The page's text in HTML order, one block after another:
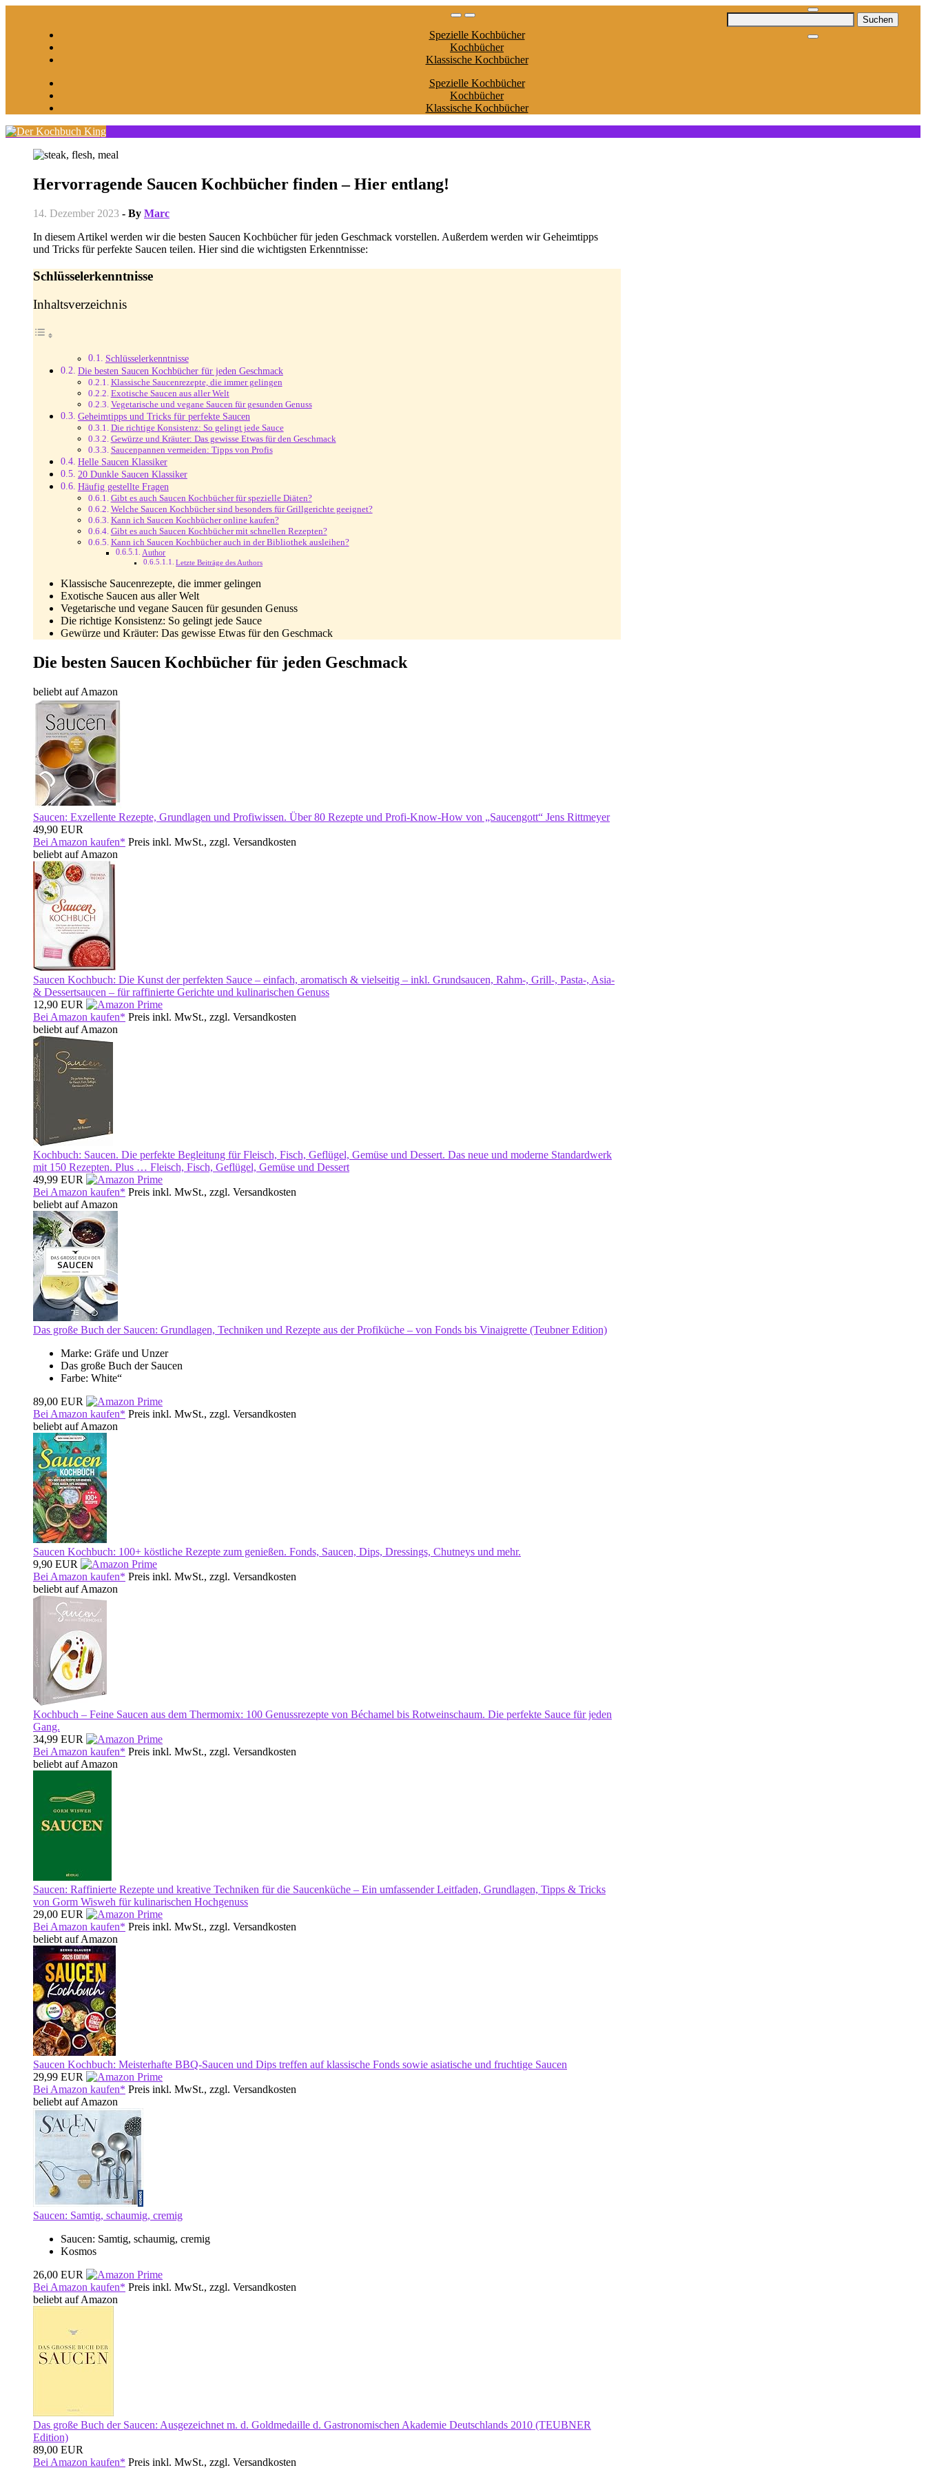
Spezielle Kochbücher
Kochbücher
Klassische Kochbücher
Spezielle Kochbücher
Kochbücher
Klassische Kochbücher
Suchen
nach:
Hervorragende Saucen Kochbücher finden – Hier entlang!
14. Dezember 2023 - By Marc
In diesem Artikel werden wir die besten Saucen Kochbücher für jeden Geschmack vorstellen. Außerdem werden wir Geheimtipps
und Tricks für perfekte Saucen teilen. Hier sind die wichtigsten Erkenntnisse:
Schlüsselerkenntnisse
Inhaltsverzeichnis
Schlüsselerkenntnisse
Die besten Saucen Kochbücher für jeden Geschmack
Klassische Saucenrezepte, die immer gelingen
Exotische Saucen aus aller Welt
Vegetarische und vegane Saucen für gesunden Genuss
Geheimtipps und Tricks für perfekte Saucen
Die richtige Konsistenz: So gelingt jede Sauce
Gewürze und Kräuter: Das gewisse Etwas für den Geschmack
Saucenpannen vermeiden: Tipps von Profis
Helle Saucen Klassiker
20 Dunkle Saucen Klassiker
Häufig gestellte Fragen
Gibt es auch Saucen Kochbücher für spezielle Diäten?
Welche Saucen Kochbücher sind besonders für Grillgerichte geeignet?
Kann ich Saucen Kochbücher online kaufen?
Gibt es auch Saucen Kochbücher mit schnellen Rezepten?
Kann ich Saucen Kochbücher auch in der Bibliothek ausleihen?
Author
Letzte Beiträge des Authors
Klassische Saucenrezepte, die immer gelingen
Exotische Saucen aus aller Welt
Vegetarische und vegane Saucen für gesunden Genuss
Die richtige Konsistenz: So gelingt jede Sauce
Gewürze und Kräuter: Das gewisse Etwas für den Geschmack
Die besten Saucen Kochbücher für jeden Geschmack
beliebt auf Amazon
Saucen: Exzellente Rezepte, Grundlagen und Profiwissen. Über 80 Rezepte und Profi-Know-How von „Saucengott“ Jens Rittmeyer
49,90 EUR
Bei Amazon kaufen* Preis inkl. MwSt., zzgl. Versandkosten
beliebt auf Amazon
Saucen Kochbuch: Die Kunst der perfekten Sauce – einfach, aromatisch & vielseitig – inkl. Grundsaucen, Rahm-, Grill-, Pasta-, Asia-
& Dessertsaucen – für raffinierte Gerichte und kulinarischen Genuss
12,90 EUR
Bei Amazon kaufen* Preis inkl. MwSt., zzgl. Versandkosten
beliebt auf Amazon
Kochbuch: Saucen. Die perfekte Begleitung für Fleisch, Fisch, Geflügel, Gemüse und Dessert. Das neue und moderne Standardwerk
mit 150 Rezepten. Plus … Fleisch, Fisch, Geflügel, Gemüse und Dessert
49,99 EUR
Bei Amazon kaufen* Preis inkl. MwSt., zzgl. Versandkosten
beliebt auf Amazon
Das große Buch der Saucen: Grundlagen, Techniken und Rezepte aus der Profiküche – von Fonds bis Vinaigrette (Teubner Edition)
Marke: Gräfe und Unzer
Das große Buch der Saucen
Farbe: White“
89,00 EUR
Bei Amazon kaufen* Preis inkl. MwSt., zzgl. Versandkosten
beliebt auf Amazon
Saucen Kochbuch: 100+ köstliche Rezepte zum genießen. Fonds, Saucen, Dips, Dressings, Chutneys und mehr.
9,90 EUR
Bei Amazon kaufen* Preis inkl. MwSt., zzgl. Versandkosten
beliebt auf Amazon
Kochbuch – Feine Saucen aus dem Thermomix: 100 Genussrezepte von Béchamel bis Rotweinschaum. Die perfekte Sauce für jeden
Gang.
34,99 EUR
Bei Amazon kaufen* Preis inkl. MwSt., zzgl. Versandkosten
beliebt auf Amazon
Saucen: Raffinierte Rezepte und kreative Techniken für die Saucenküche – Ein umfassender Leitfaden, Grundlagen, Tipps & Tricks
von Gorm Wisweh für kulinarischen Hochgenuss
29,00 EUR
Bei Amazon kaufen* Preis inkl. MwSt., zzgl. Versandkosten
beliebt auf Amazon
Saucen Kochbuch: Meisterhafte BBQ-Saucen und Dips treffen auf klassische Fonds sowie asiatische und fruchtige Saucen
29,99 EUR
Bei Amazon kaufen* Preis inkl. MwSt., zzgl. Versandkosten
beliebt auf Amazon
Saucen: Samtig, schaumig, cremig
Saucen: Samtig, schaumig, cremig
Kosmos
26,00 EUR
Bei Amazon kaufen* Preis inkl. MwSt., zzgl. Versandkosten
beliebt auf Amazon
Das große Buch der Saucen: Ausgezeichnet m. d. Goldmedaille d. Gastronomischen Akademie Deutschlands 2010 (TEUBNER
Edition)
89,00 EUR
Bei Amazon kaufen* Preis inkl. MwSt., zzgl. Versandkosten